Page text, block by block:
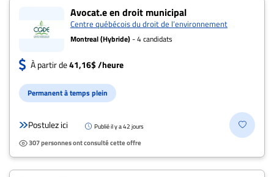
Avocat.e en droit municipal
Centre québécois du droit de l’environnement
Montreal (Hybride)- 4 candidats
À partir de41,16$ /heure
Permanent à temps plein
Postulez ici Publié il y a 42 jours
307 personnes ont consulté cette offre